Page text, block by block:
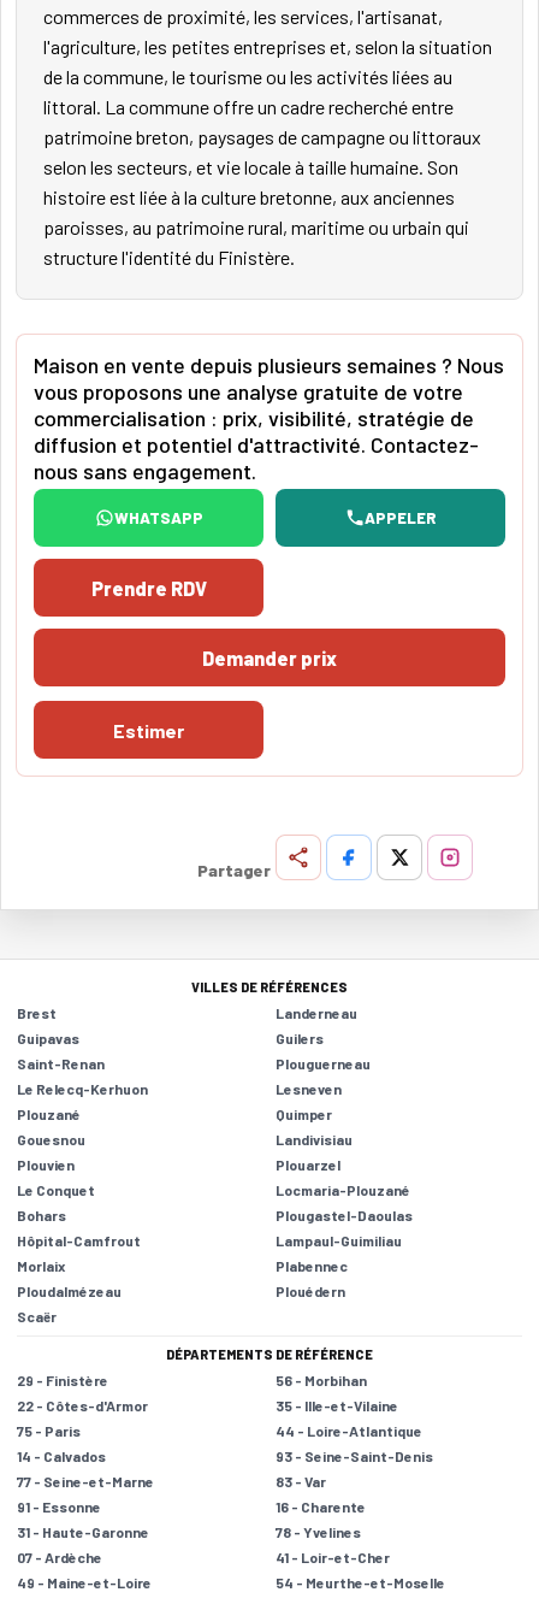
commerces de proximité, les services, l'artisanat,
l'agriculture, les petites entreprises et, selon la situation
de la commune, le tourisme ou les activités liées au
littoral. La commune offre un cadre recherché entre
patrimoine breton, paysages de campagne ou littoraux
selon les secteurs, et vie locale à taille humaine. Son
histoire est liée à la culture bretonne, aux anciennes
paroisses, au patrimoine rural, maritime ou urbain qui
structure l'identité du Finistère.
Maison en vente depuis plusieurs semaines ? Nous
vous proposons une analyse gratuite de votre
commercialisation : prix, visibilité, stratégie de
diffusion et potentiel d'attractivité. Contactez-
nous sans engagement.
WHATSAPP APPELER
Prendre RDV
Demander prix
Estimer
Partager
VILLES DE RÉFÉRENCES
Brest
Landerneau
Guipavas
Guilers
Saint-Renan
Plouguerneau
Le Relecq-Kerhuon
Lesneven
Plouzané
Quimper
Gouesnou
Landivisiau
Plouvien
Plouarzel
Le Conquet
Locmaria-Plouzané
Bohars
Plougastel-Daoulas
Hôpital-Camfrout
Lampaul-Guimiliau
Morlaix
Plabennec
Ploudalmézeau
Plouédern
Scaër
DÉPARTEMENTS DE RÉFÉRENCE
29 - Finistère
56 - Morbihan
22 - Côtes-d'Armor
35 - Ille-et-Vilaine
75 - Paris
44 - Loire-Atlantique
14 - Calvados
93 - Seine-Saint-Denis
77 - Seine-et-Marne
83 - Var
91 - Essonne
16 - Charente
31 - Haute-Garonne
78 - Yvelines
07 - Ardèche
41 - Loir-et-Cher
49 - Maine-et-Loire
54 - Meurthe-et-Moselle